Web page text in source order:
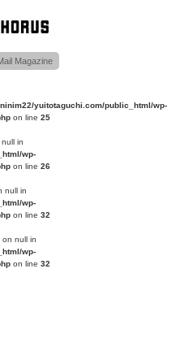
Magazine
yuitotaguchi.com/public_html/wp-
on line 25
in
wp-
on line 26
null in
wp-
on line 32
on null in
wp-
on line 32